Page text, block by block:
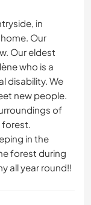
in
Our
Our eldest
who is a
disability. We
new people.
of
forest.
in the
forest during
all year round!!